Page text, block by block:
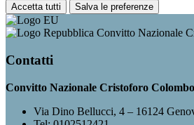
Accetta tutti Salva le preferenze
Convitto Nazionale
Contatti
Convitto Nazionale Cristoforo Colombo
Via Dino Bellucci, 4 – 16124